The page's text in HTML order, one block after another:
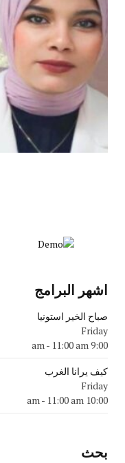
اشهر البرامج
صباح الخير استونيا
Friday
9:00 am
- 11:00 am
كيف يرانا الغرب
Friday
10:00 am
- 11:00 am
بحث